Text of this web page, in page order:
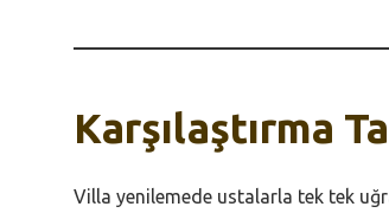
Karşılaştırma
Villa yenilemede ustalarla tek tek